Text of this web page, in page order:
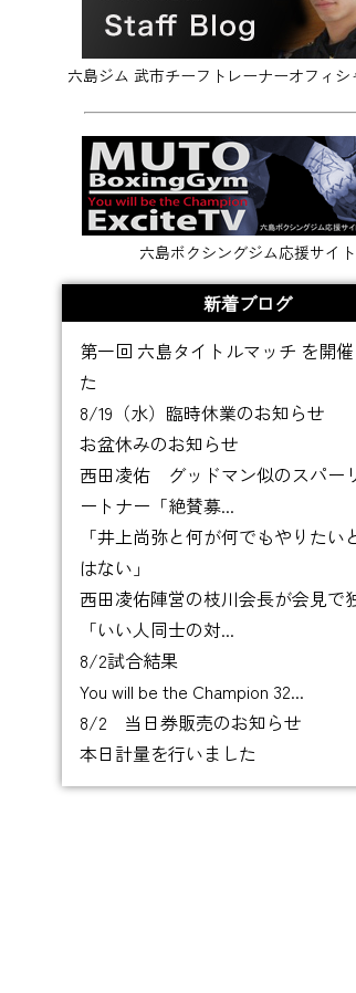
六島ジム 武市チーフトレーナーオフィシ
六島ボクシングジム応援サイト
新着ブログ
第一回 六島タイトルマッチ を開
た
8/19（水）臨時休業のお知らせ
お盆休みのお知らせ
西田凌佑 グッドマン似のスパー
ートナー「絶賛募...
「井上尚弥と何が何でもやりたい
はない」
西田凌佑陣営の枝川会長が会見で
「いい人同士の対...
8/2試合結果
You will be the Champion 32...
8/2 当日券販売のお知らせ
本日計量を行いました